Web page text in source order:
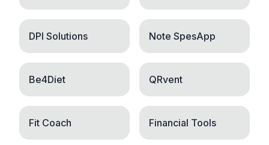
DPI Solutions Note SpesApp
Be4Diet QRvent
Fit Coach Financial Tools